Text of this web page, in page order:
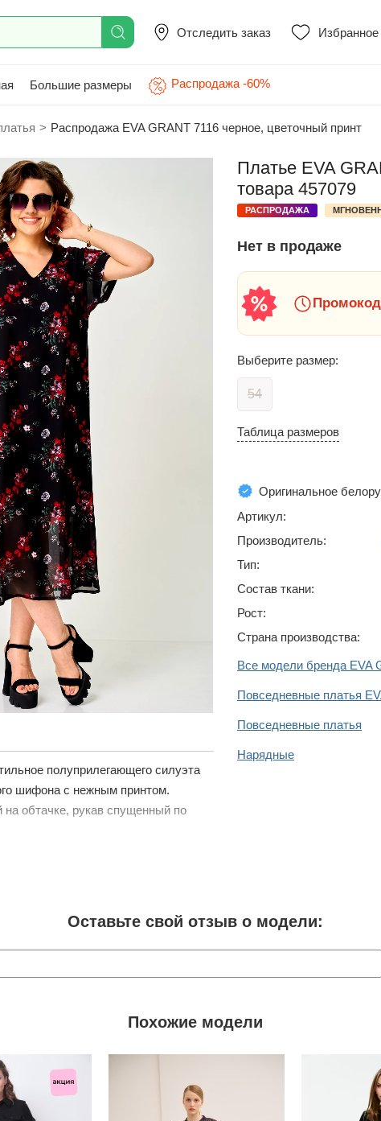
Отследить заказ Избранное
Большие размеры Распродажа -60%
> Распродажа EVA GRANT 7116 черное, цветочный принт
полуприлегающего силуэта
шифона с нежным принтом.
обтачке, рукав спущенный по
Платье EVA
товара 457079
РАСПРОДАЖА
Нет в продаже
Выберите размер:
54
Таблица размеров
Оригинальное
Артикул:
Производитель:
Тип:
Состав ткани:
Рост:
Страна производства:
Все модели бренда EVA
Повседневные платья
Повседневные платья
Нарядные
Оставьте свой отзыв о модели:
Похожие модели